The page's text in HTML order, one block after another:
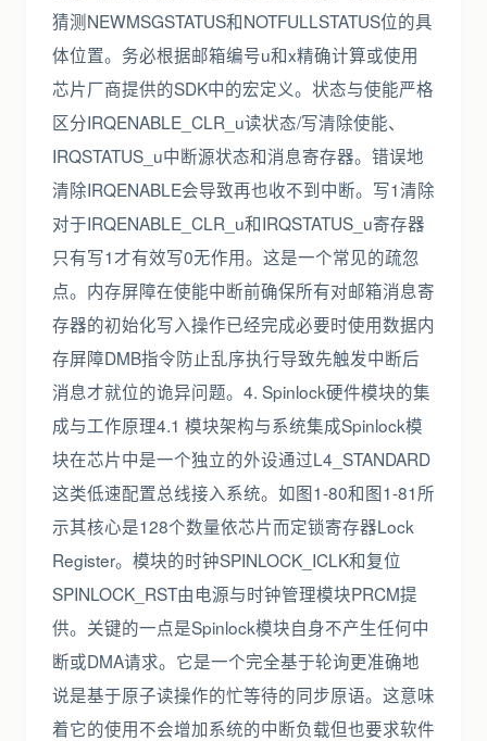
猜测NEWMSGSTATUS和NOTFULLSTATUS位的具
体位置。务必根据邮箱编号u和x精确计算或使用
芯片厂商提供的SDK中的宏定义。状态与使能严格
区分IRQENABLE_CLR_u读状态/写清除使能、
IRQSTATUS_u中断源状态和消息寄存器。错误地
清除IRQENABLE会导致再也收不到中断。写1清除
对于IRQENABLE_CLR_u和IRQSTATUS_u寄存器
只有写1才有效写0无作用。这是一个常见的疏忽
点。内存屏障在使能中断前确保所有对邮箱消息寄
存器的初始化写入操作已经完成必要时使用数据内
存屏障DMB指令防止乱序执行导致先触发中断后
消息才就位的诡异问题。4. Spinlock硬件模块的集
成与工作原理4.1 模块架构与系统集成Spinlock模
块在芯片中是一个独立的外设通过L4_STANDARD
这类低速配置总线接入系统。如图1-80和图1-81所
示其核心是128个数量依芯片而定锁寄存器Lock
Register。模块的时钟SPINLOCK_ICLK和复位
SPINLOCK_RST由电源与时钟管理模块PRCM提
供。关键的一点是Spinlock模块自身不产生任何中
断或DMA请求。它是一个完全基于轮询更准确地
说是基于原子读操作的忙等待的同步原语。这意味
着它的使用不会增加系统的中断负载但也要求软件